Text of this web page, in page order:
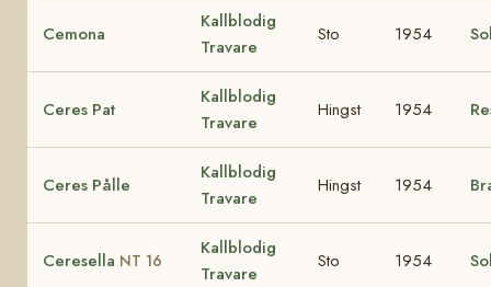
Cemona
Kallblodig
Travare
Sto 1954
Ceres Pat
Kallblodig
Travare
Hingst 1954
Ceres Pålle
Kallblodig
Travare
Hingst 1954
Ceresella NT 16
Kallblodig
Travare
Sto 1954